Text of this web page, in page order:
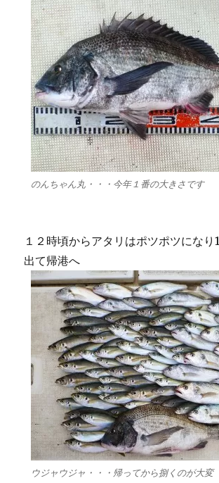
のんちゃん丸・・・今年１番の大きさです
１２時頃からアタリはポツポツになり
出て帰港へ
ウジャウジャ・・・帰ってから捌くのが大変